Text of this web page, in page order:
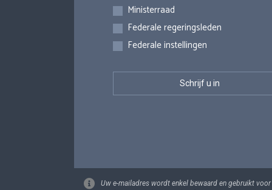
Inschrijvingen
Ministerraad
Federale regeringsleden
Federale instellingen
Uw e-mailadres wordt enkel bewaard en gebruikt voor